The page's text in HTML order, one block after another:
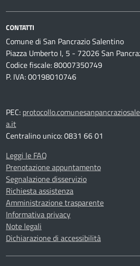
CONTATTI
Comune di San Pancrazio Salentino
Piazza Umberto I, 5 - 72026 San
Codice fiscale: 80007350749
P. IVA: 00198010746
PEC:
a.it
Centralino unico: 0831 66 01
Leggi le FAQ
Prenotazione appuntamento
Segnalazione disservizio
Richiesta assistenza
Amministrazione trasparente
Informativa privacy
Note legali
Dichiarazione di accessibilità